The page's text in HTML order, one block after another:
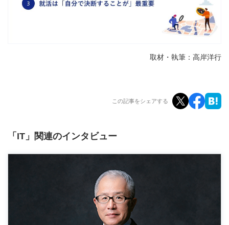
取材・執筆：高岸洋行
この記事をシェアする
「IT」関連のインタビュー